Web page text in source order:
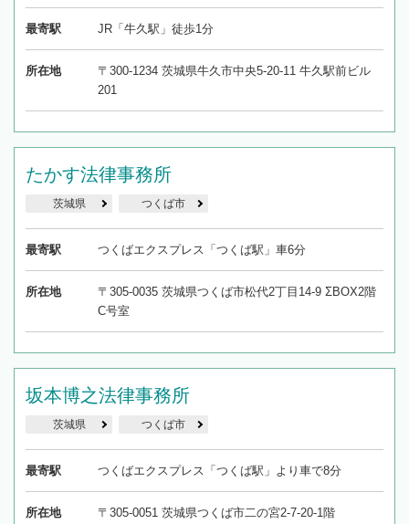
最寄駅 JR「牛久駅」徒歩1分
所在地
〒300-1234 茨城県牛久市中央5-20-11 牛久駅前ビル
201
たかす法律事務所
茨城県 つくば市
最寄駅 つくばエクスプレス「つくば駅」車6分
所在地
〒305-0035 茨城県つくば市松代2丁目14-9 ΣBOX2階
C号室
坂本博之法律事務所
茨城県 つくば市
最寄駅 つくばエクスプレス「つくば駅」より車で8分
所在地 〒305-0051 茨城県つくば市二の宮2-7-20-1階